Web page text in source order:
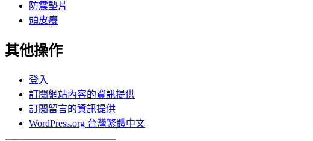
防震墊片
頭皮癢
其他操作
登入
訂閱網站內容的資訊提供
訂閱留言的資訊提供
WordPress.org 台灣繁體中文